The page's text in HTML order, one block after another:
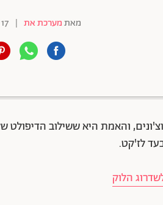
מאתמערכת את | 17 בדצמבר 2024
והאמת היא ששילוב הדיפולט
לז'קט.
הלוק